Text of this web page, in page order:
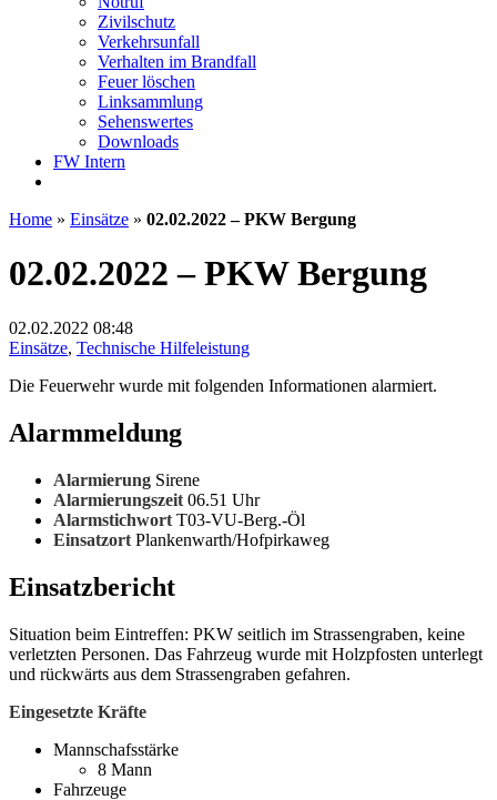
Zivilschutz
Verkehrsunfall
Verhalten im Brandfall
Feuer löschen
Linksammlung
Sehenswertes
Downloads
FW Intern
Home » Einsätze » 02.02.2022 – PKW Bergung
02.02.2022 – PKW Bergung
02.02.2022 08:48
Einsätze, Technische Hilfeleistung
Die Feuerwehr wurde mit folgenden Informationen alarmiert.
Alarmmeldung
Alarmierung Sirene
Alarmierungszeit 06.51 Uhr
Alarmstichwort T03-VU-Berg.-Öl
Einsatzort Plankenwarth/Hofpirkaweg
Einsatzbericht
Situation beim Eintreffen: PKW seitlich im Strassengraben, keine
verletzten Personen. Das Fahrzeug wurde mit Holzpfosten unterlegt
und rückwärts aus dem Strassengraben gefahren.
Eingesetzte Kräfte
Mannschafsstärke
8 Mann
Fahrzeuge